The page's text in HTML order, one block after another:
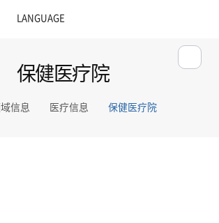
保健医疗院
信息 医疗信息 保健医疗院